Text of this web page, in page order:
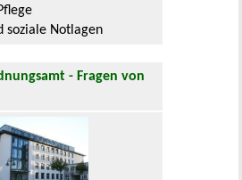
soziale Notlagen
- Fragen von